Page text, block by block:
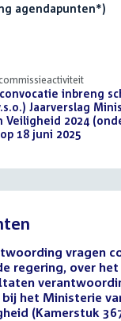
agendapunten*)
inbreng
Jaarverslag
Veiligheid 2024
18 juni 2025
vragen
regering, over
bij het Ministerie
(Kamerstuk